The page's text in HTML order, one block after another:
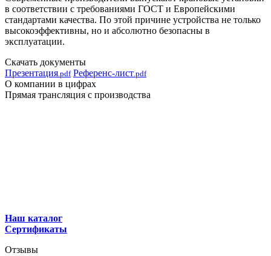
в соответствии с требованиями ГОСТ и Европейскими
стандартами качества. По этой причине устройства не только
высокоэффективны, но и абсолютно безопасны в
эксплуатации.
Скачать документы
Презентация.pdf Референс-лист.pdf
О компании в цифрах
Прямая трансляция с производства
Наш каталог
Сертификаты
Отзывы